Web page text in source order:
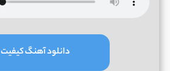
دانلود آهنگ کیفیت 320